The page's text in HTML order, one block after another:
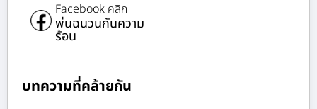
Facebook คลิก
พ่นฉนวนกันความ
ร้อน
บทความที่คล้ายกัน